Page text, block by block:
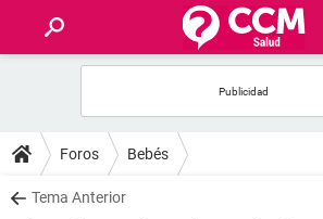
FORUMS
SALUD
Foros Bebés
Tema Anterior